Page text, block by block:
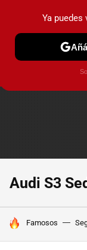
PRUEBAS
Audi S3
HOY SE HABLA DE
Famosos
Ya